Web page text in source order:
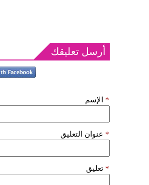
أرسل تعليقك
الإسم *
عنوان التعليق *
تعليق *